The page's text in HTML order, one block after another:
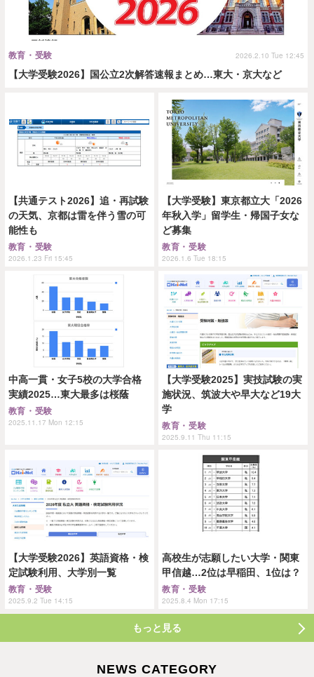
【大学受験2026】国公立2次解答速報まとめ…東大・京大など
教育・受験 2026.2.10 Tue 12:45
【共通テスト2026】追・再試験
の天気、京都は雷を伴う雪の可
能性も
教育・受験
2026.1.23 Fri 15:45
【大学受験】東京都立大「2026
年秋入学」留学生・帰国子女な
ど募集
教育・受験
2026.1.6 Tue 18:15
中高一貫・女子5校の大学合格
実績2025…東大最多は桜蔭
教育・受験
2025.11.17 Mon 12:15
【大学受験2025】実技試験の実
施状況、筑波大や早大など19大
学
教育・受験
2025.9.11 Thu 11:15
【大学受験2026】英語資格・検
定試験利用、大学別一覧
教育・受験
2025.9.2 Tue 14:15
高校生が志願したい大学・関東
甲信越…2位は早稲田、1位は？
教育・受験
2025.8.4 Mon 17:15
もっと見る
NEWS CATEGORY